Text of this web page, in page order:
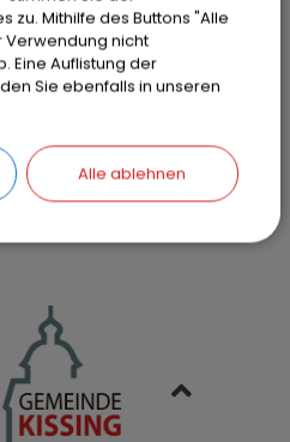
das Lichtbild wie
zertifizierten
und über einen
zu. Mithilfe des Buttons "Alle
Verwendung nicht
Eine Auflistung der
Sie ebenfalls in unseren
Alle ablehnen